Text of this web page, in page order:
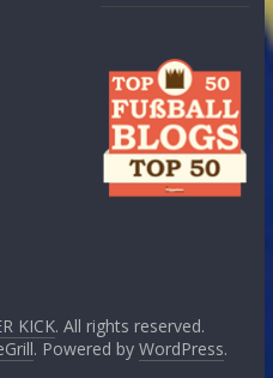
KICK. All rights reserved.
. Powered by WordPress.